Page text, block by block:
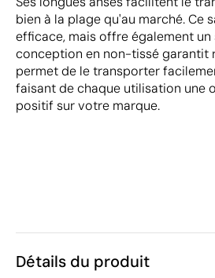
bien à la plage qu'au marché.
efficace, mais offre également
conception en non-tissé garantit
permet de le transporter
faisant de chaque utilisation une
positif sur votre marque.
Détails du produit